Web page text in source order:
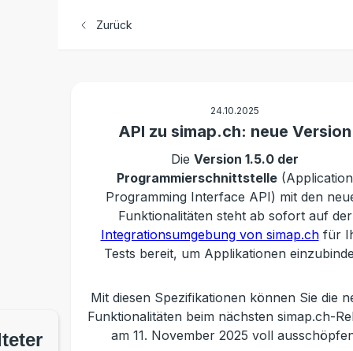
Zurück
24.10.2025
API zu simap.ch: neue Version
Die Version 1.5.0 der
Programmierschnittstelle (Application
Programming Interface API) mit den
Funktionalitäten steht ab sofort auf der
Integrationsumgebung von simap.chfür
Tests bereit, um Applikationen
Mit diesen Spezifikationen können Sie die
Funktionalitäten beim nächsten simap.ch-
am 11. November 2025 voll